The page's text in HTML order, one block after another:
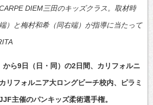
DIEM三田のキッズクラス。取材時
）と梅村和希（同右端）が指導に当たって
から9日（日・同）の2日間、カリフォルニ
リフォルニア大ロングビーチ校内、ピラミ
主催のパンキッズ柔術選手権。